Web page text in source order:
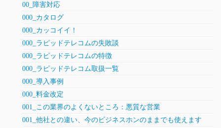
00_障害対応
000_カタログ
000_カッコイイ！
000_ラピッドテレコムの失敗談
000_ラピッドテレコムの特徴
000_ラピッドテレコム取扱一覧
000_導入事例
000_料金改定
001_この業界のよくないところ：悪質な営業
001_他社との違い、今のビジネスホンのままでも使えます